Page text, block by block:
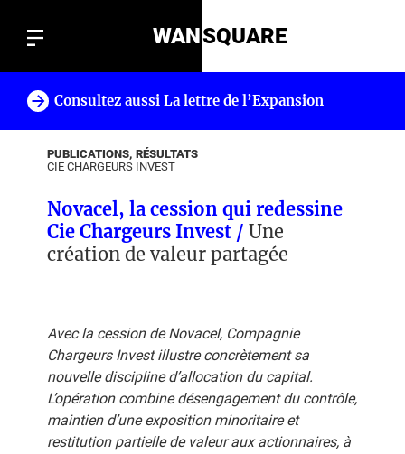
WANSQUARE
Consultez aussi La lettre de l’Expansion
PUBLICATIONS, RÉSULTATS
CIE CHARGEURS INVEST
Novacel, la cession qui redessine
Cie Chargeurs Invest / Une
création de valeur partagée
Avec la cession de Novacel, Compagnie
Chargeurs Invest illustre concrètement sa
nouvelle discipline d’allocation du capital.
L’opération combine désengagement du contrôle,
maintien d’une exposition minoritaire et
restitution partielle de valeur aux actionnaires, à